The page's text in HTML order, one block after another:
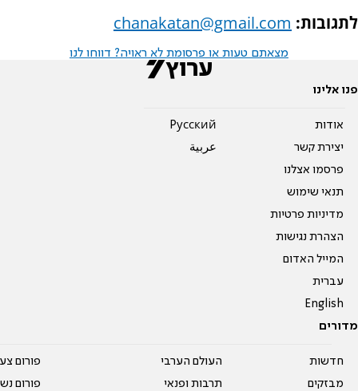
לתגובות: chanakatan@gmail.com
מצאתם טעות או פרסומת לא ראויה? דווחו לנו
פנו אלינו
אודות
יצירת קשר
פרסמו אצלנו
תנאי שימוש
מדיניות פרטיות
הצהרת נגישות
המייל האדום
עברית
English
Pусский
عربية
מדורים
חדשות
מבזקים
העולם הערבי
תרבות ופנאי
פורום
פורום